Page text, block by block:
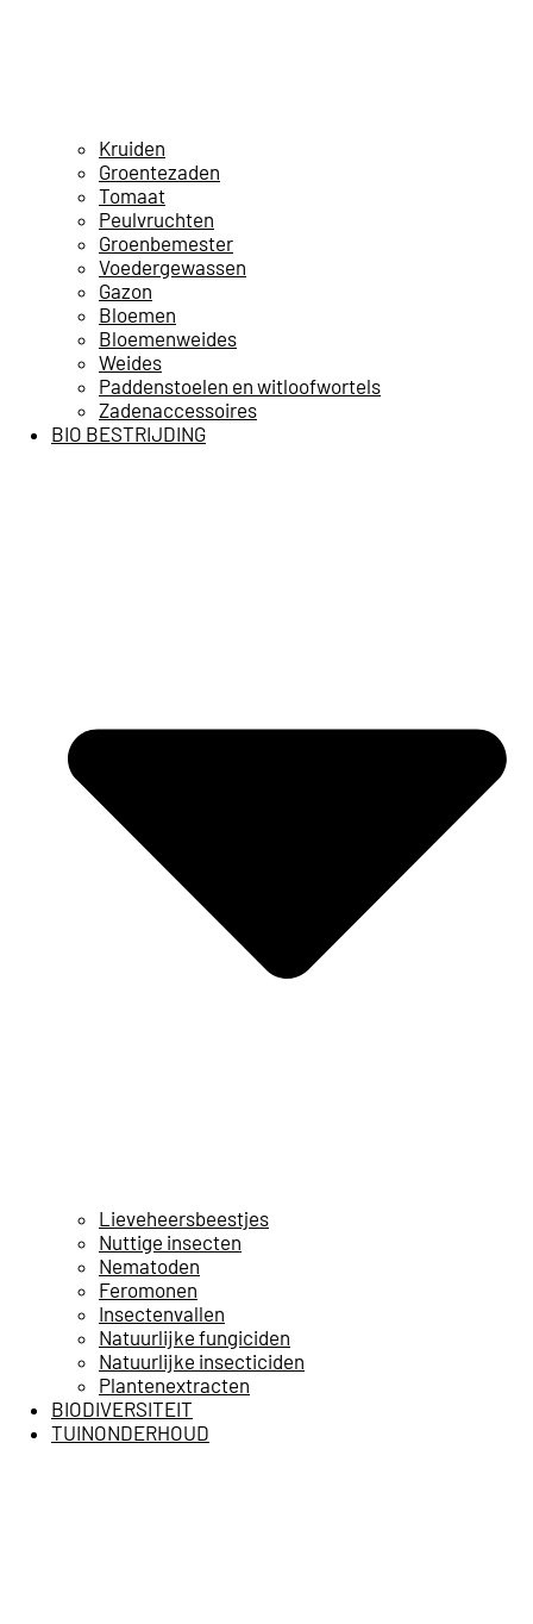
Kruiden
Groentezaden
Tomaat
Peulvruchten
Groenbemester
Voedergewassen
Gazon
Bloemen
Bloemenweides
Weides
Paddenstoelen en witloofwortels
Zadenaccessoires
BIO BESTRIJDING
Lieveheersbeestjes
Nuttige insecten
Nematoden
Feromonen
Insectenvallen
Natuurlijke fungiciden
Natuurlijke insecticiden
Plantenextracten
BIODIVERSITEIT
TUINONDERHOUD